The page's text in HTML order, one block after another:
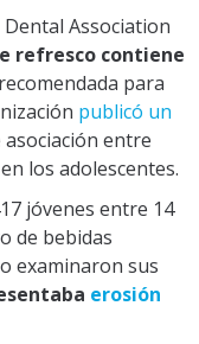
Association
refresco contiene
recomendada para
publicó un
entre
los adolescentes.
jóvenes entre 14
de bebidas
examinaron sus
erosión